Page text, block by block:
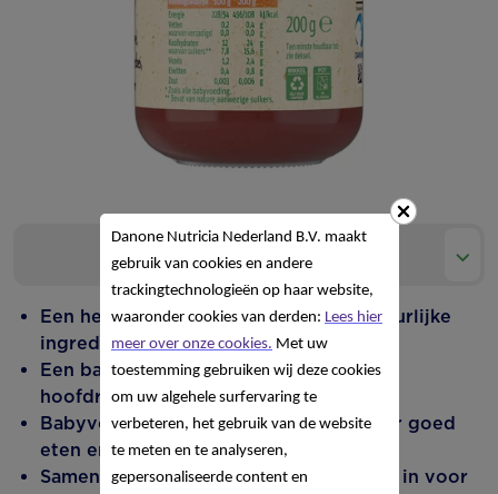
Product informatie
Een heerlijk fruithapje met pure & natuurlijke
ingrediënten.
Een babyhapje met één fruitsoort in de
hoofdrol en de juiste structuur.
Babyvoeding, gemaakt met passie voor goed
eten en zorg voor de planeet.
Samen met onze boeren zetten we ons in voor
Danone Nutricia Nederland B.V. maakt
gebruik van cookies en andere
trackingtechnologieën op haar website,
waaronder cookies van derden: Lees hier
meer over onze cookies. Met uw
toestemming gebruiken wij deze cookies
om uw algehele surfervaring te
verbeteren, het gebruik van de website
te meten en te analyseren,
gepersonaliseerde content en